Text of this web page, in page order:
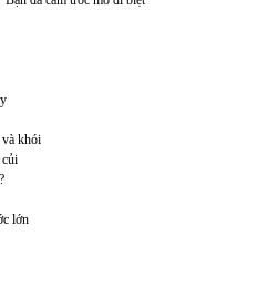
và khói
củi
lớn